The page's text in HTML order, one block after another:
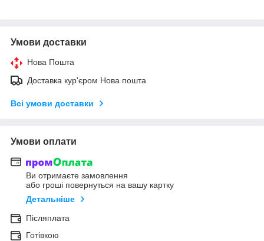
Умови доставки
Нова Пошта
Доставка кур'єром Нова пошта
Всі умови доставки
Умови оплати
Ви отримаєте замовлення
або гроші повернуться на вашу картку
Детальніше
Післяплата
Готівкою